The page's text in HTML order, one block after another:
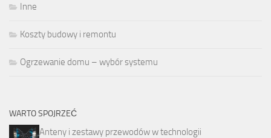
Inne
Koszty budowy i remontu
Ogrzewanie domu – wybór systemu
WARTO SPOJRZEĆ
Anteny i zestawy przewodów w technologii